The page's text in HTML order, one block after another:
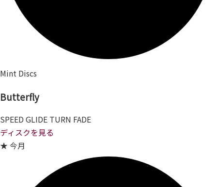
Mint Discs
Butterfly
SPEED GLIDE TURN FADE
ディスクを見る
★ 今月